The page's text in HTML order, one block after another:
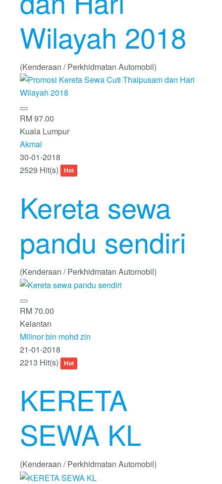
Wilayah 2018
(Kenderaan / Perkhidmatan Automobil)
RM 97.00
Kuala Lumpur
Akmal
30-01-2018
2529 Hit(s)
Hot
Kereta sewa
pandu sendiri
(Kenderaan / Perkhidmatan Automobil)
RM 70.00
Kelantan
Milinor bin mohd zin
21-01-2018
2213 Hit(s)
Hot
KERETA
SEWA KL
(Kenderaan / Perkhidmatan Automobil)